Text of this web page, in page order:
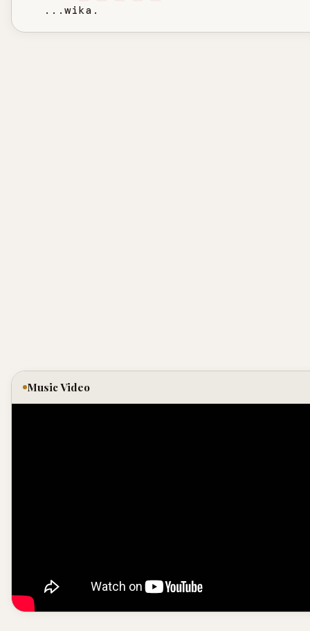
   ...wika.
Music Video